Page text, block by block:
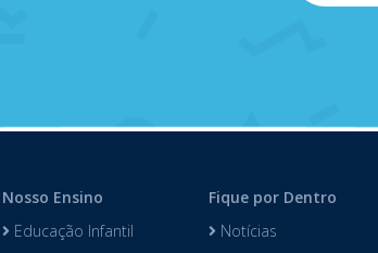
Nosso Ensino
Educação Infantil
Fique por Dentro
Notícias